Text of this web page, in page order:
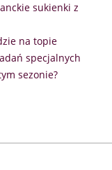
sukienki z
na topie
specjalnych
sezonie?